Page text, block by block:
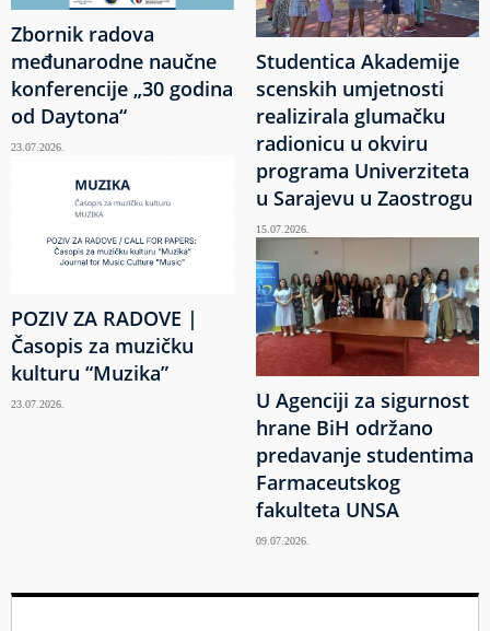
Zbornik radova
međunarodne naučne
konferencije „30 godina
od Daytona“
23.07.2026.
POZIV ZA RADOVE |
Časopis za muzičku
kulturu “Muzika”
23.07.2026.
Studentica Akademije
scenskih umjetnosti
realizirala glumačku
radionicu u okviru
programa Univerziteta
u Sarajevu u Zaostrogu
15.07.2026.
U Agenciji za sigurnost
hrane BiH održano
predavanje studentima
Farmaceutskog
fakulteta UNSA
09.07.2026.